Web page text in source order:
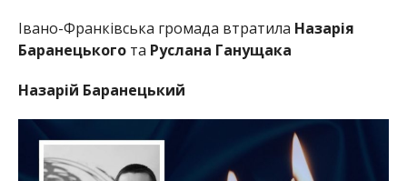
Івано-Франківська громада втратила Назарія
Баранецькогота Руслана Ганущака
Назарій Баранецький